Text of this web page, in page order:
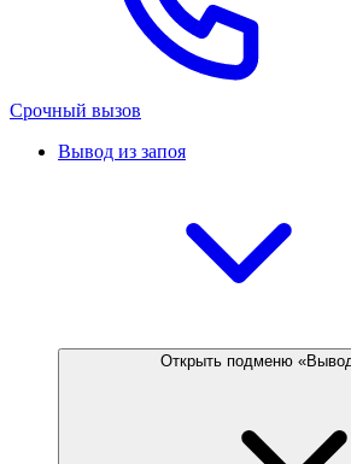
Срочный вызов
Вывод из запоя
Открыть подменю